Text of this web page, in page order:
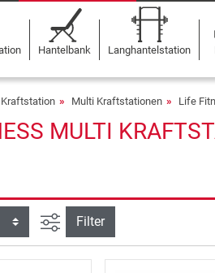
Hantelbank Langhantelstation
Kraftstation Multi Kraftstationen Life
MULTI
Ansicht filtern
Filter